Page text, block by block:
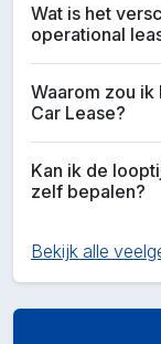
Wat is het
operational
Waarom zou
Car Lease?
Kan ik de
zelf bepalen?
Bekijk alle